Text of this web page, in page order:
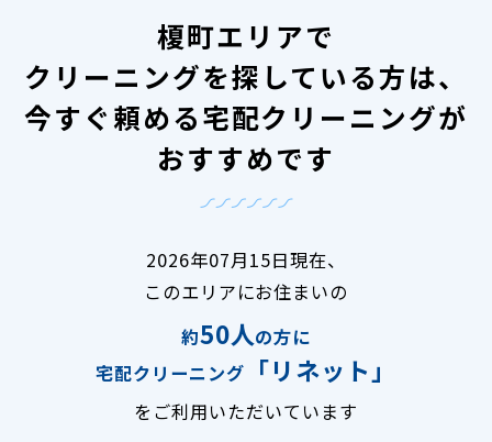
榎町エリアで
クリーニングを探している方は、
今すぐ頼める宅配クリーニングが
おすすめです
2026年07月15日現在、
このエリアにお住まいの
約50人の方に
宅配クリーニング
「リネット」
をご利用いただいています